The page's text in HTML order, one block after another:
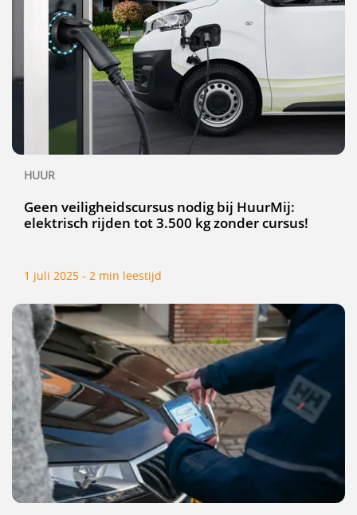
HUUR
Geen veiligheidscursus nodig bij HuurMij:
elektrisch rijden tot 3.500 kg zonder cursus!
1 juli 2025 - 2 min leestijd